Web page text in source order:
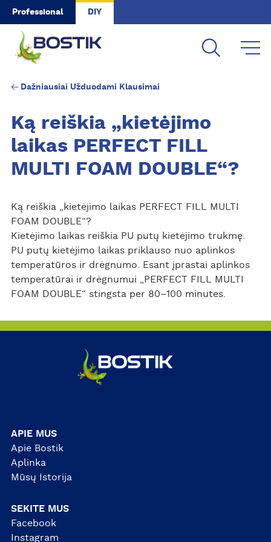
Skip to main content
Professional DIY
Dažniausiai Užduodami Klausimai
Ką reiškia „kietėjimo
laikas PERFECT FILL
MULTI FOAM DOUBLE“?
Ką reiškia „kietėjimo laikas PERFECT FILL MULTI
FOAM DOUBLE“?
Kietėjimo laikas reiškia PU putų kietėjimo trukmę.
PU putų kietėjimo laikas priklauso nuo aplinkos
temperatūros ir drėgnumo. Esant įprastai aplinkos
temperatūrai ir drėgnumui „PERFECT FILL MULTI
FOAM DOUBLE“ stingsta per 80–100 minutes.
APIE MUS
Apie Bostik
Aplinka
Mūsų Istorija
SEKITE MUS
Facebook
Instagram